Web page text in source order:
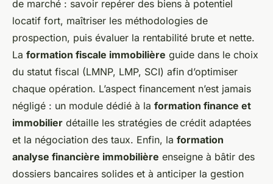
de marché : savoir repérer des biens à potentiel
locatif fort, maîtriser les méthodologies de
prospection, puis évaluer la rentabilité brute et nette.
La formation fiscale immobilière guide dans le choix
du statut fiscal (LMNP, LMP, SCI) afin d’optimiser
chaque opération. L’aspect financement n’est jamais
négligé : un module dédié à la formation finance et
immobilier détaille les stratégies de crédit adaptées
et la négociation des taux. Enfin, la formation
analyse financière immobilière enseigne à bâtir des
dossiers bancaires solides et à anticiper la gestion